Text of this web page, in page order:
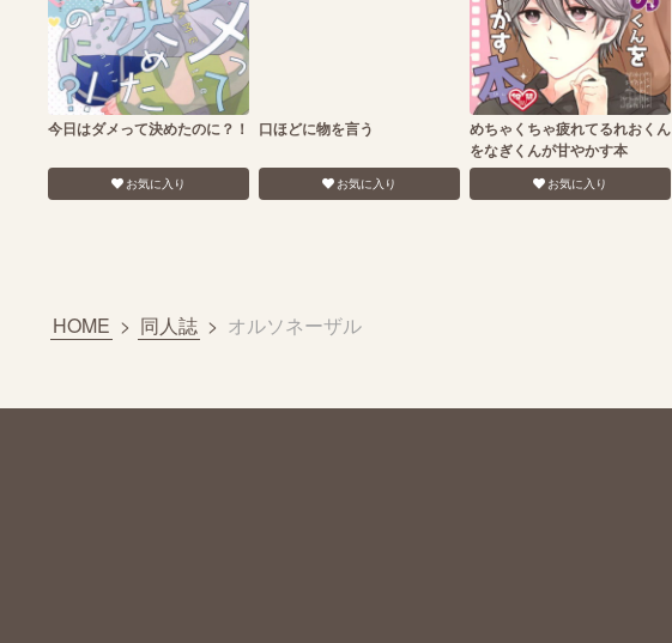
今日はダメって決めたのに？！
お気に入り
口ほどに物を言う
お気に入り
めちゃくちゃ疲れてるれおくん
をなぎくんが甘やかす本
お気に入り
HOME > 同人誌 > オルソネーザル